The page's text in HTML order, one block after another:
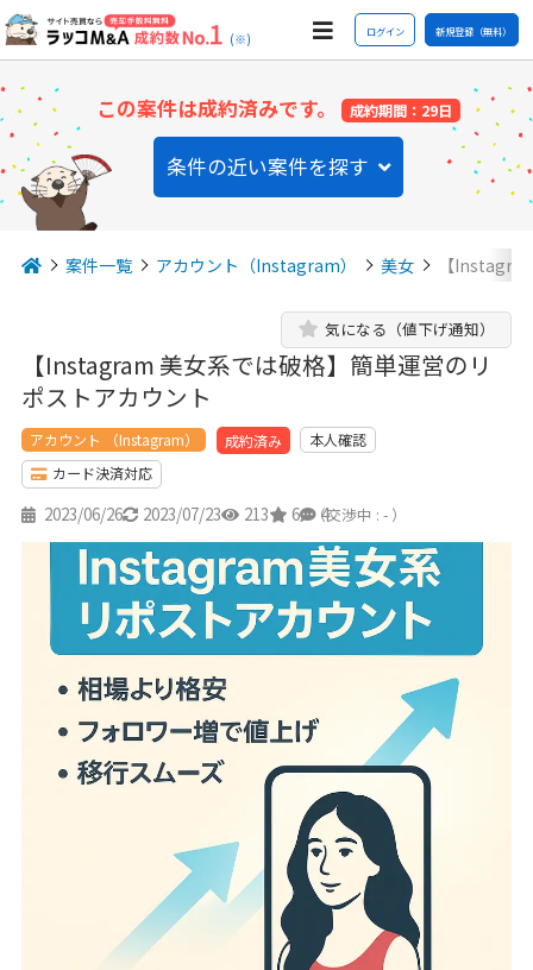
(※) ログイン 新規登録（無料）
この案件は成約済みです。 成約期間：29日
条件の近い案件を探す
案件一覧 アカウント（Instagram） 美女 【
【Instagram 美女系では破格】簡単運営のリ
ポストアカウント
気になる（値下げ通知）
アカウント （Instagram） 成約済み
本人確認
カード決済対応
2023/06/26 2023/07/23 213 6 4
（交渉中 : - ）